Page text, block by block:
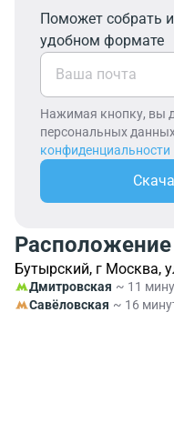
Поможет собрать
удобном формате
Нажимая кнопку, вы
персональных
конфиденциальности
Расположение
Бутырский, г Москва,
Дмитровская ~ 11
Савёловская ~ 16